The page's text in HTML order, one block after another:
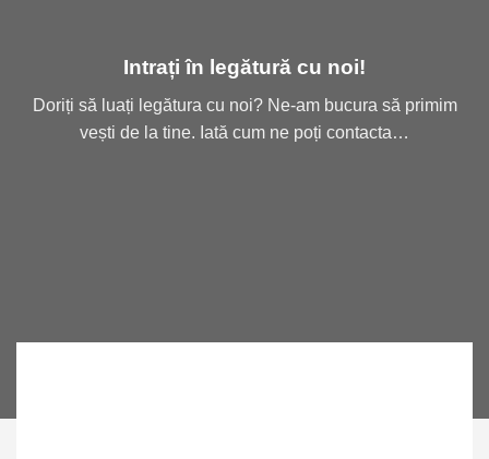
Intrați în legătură cu noi!
Doriți să luați legătura cu noi? Ne-am bucura să primim
vești de la tine. Iată cum ne poți contacta…